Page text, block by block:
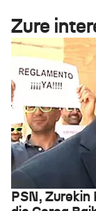
Zure
PSN,